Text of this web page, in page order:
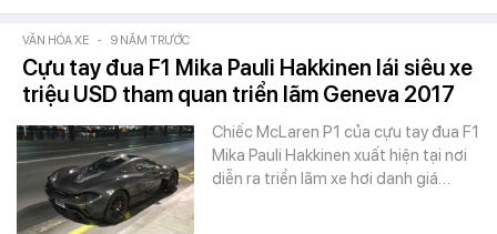
VĂN HÓA XE - 9 NĂM TRƯỚC
Cựu tay đua F1 Mika Pauli Hakkinen lái siêu xe
triệu USD tham quan triển lãm Geneva 2017
Chiếc McLaren P1 của cựu tay đua F1
Mika Pauli Hakkinen xuất hiện tại nơi
diễn ra triển lãm xe hơi danh giá…